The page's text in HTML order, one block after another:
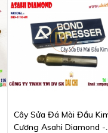
Cây Sửa Đá Mài Đầu
Cương Asahi Diamond -